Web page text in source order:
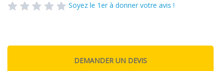
Soyez le 1er à donner votre avis !